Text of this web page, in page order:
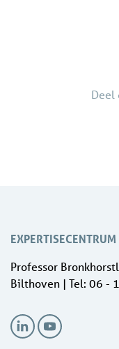
Deel
Professor
Bilthoven | Tel: 06 -